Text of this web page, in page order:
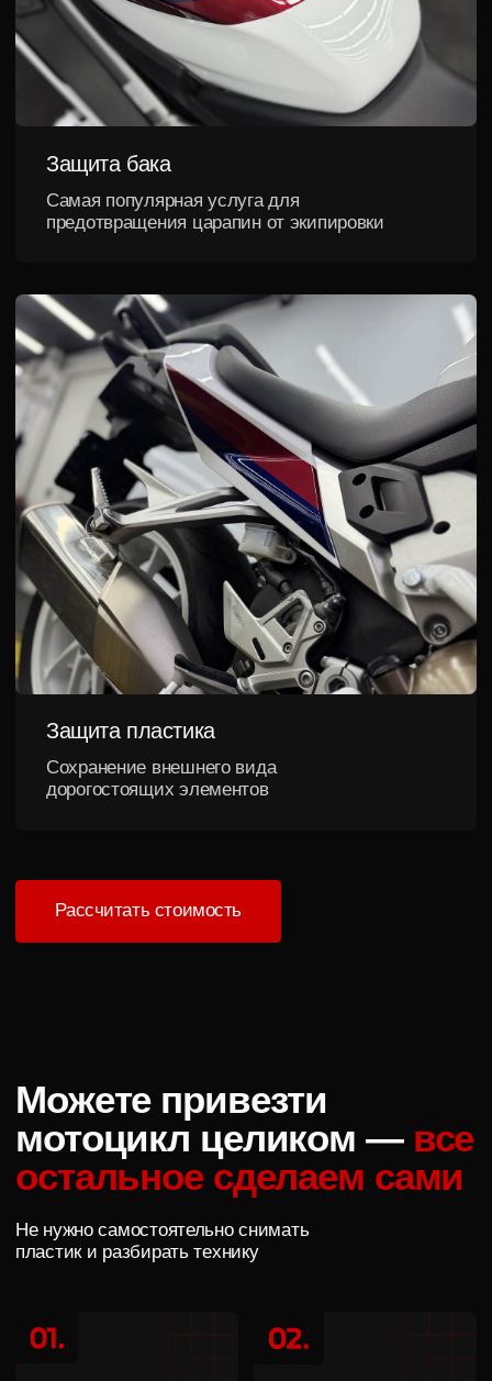
Результат лучше
любых обещаний
Показываем реальные автомобили наших
клиентов после выполнения работ
Не просто выполняем
работы,а отвечаем за
результат
рекомендации.Потому что здесь не исчезают после
оплаты и не ищут оправданий после сдачи автомобиля
Работаем с автомобилями с 2013 года. Нас
Оставили автомобиль и занимаетесь своими
делами. Не нужно ехать в промзону на окраине
Находимся в центре Краснодара